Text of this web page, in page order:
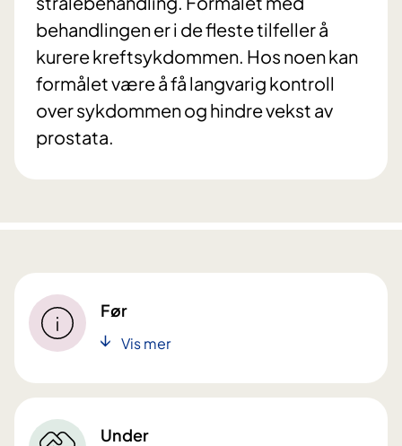
behandlingen er i de fleste tilfeller å
kurere kreftsykdommen. Hos noen kan
formålet være å få langvarig kontroll
over sykdommen og hindre vekst av
prostata.
Før
Vis mer
Under